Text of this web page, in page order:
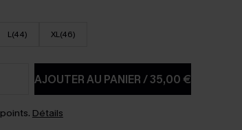
L(44) XL(46)
AJOUTER AU PANIER/35,00 €
Détails